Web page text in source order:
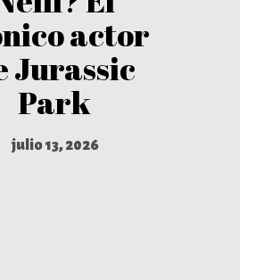
actor
Jurassic
Park
julio 13, 2026